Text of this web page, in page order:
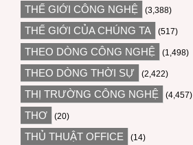
THẾ GIỚI CÔNG NGHỆ (3,388)
THẾ GIỚI CỦA CHÚNG TA (517)
THEO DÒNG CÔNG NGHỆ (1,498)
THEO DÒNG THỜI SỰ (2,422)
THỊ TRƯỜNG CÔNG NGHỆ (4,457)
THƠ (20)
THỦ THUẬT OFFICE (14)